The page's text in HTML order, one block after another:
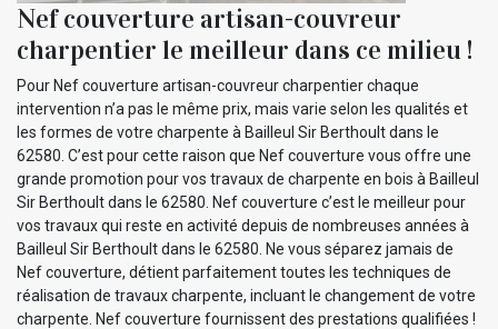
Nef couverture artisan-couvreur
charpentier le meilleur dans ce milieu !
Pour Nef couverture artisan-couvreur charpentier chaque
intervention n’a pas le même prix, mais varie selon les qualités et
les formes de votre charpente à Bailleul Sir Berthoult dans le
62580. C’est pour cette raison que Nef couverture vous offre une
grande promotion pour vos travaux de charpente en bois à Bailleul
Sir Berthoult dans le 62580. Nef couverture c’est le meilleur pour
vos travaux qui reste en activité depuis de nombreuses années à
Bailleul Sir Berthoult dans le 62580. Ne vous séparez jamais de
Nef couverture, détient parfaitement toutes les techniques de
réalisation de travaux charpente, incluant le changement de votre
charpente. Nef couverture fournissent des prestations qualifiées !